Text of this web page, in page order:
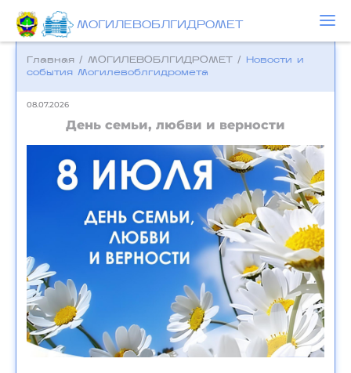
МОГИЛЕВОБЛГИДРОМЕТ
Главная / МОГИЛЕВОБЛГИДРОМЕТ /
Новости и
события Могилевоблгидромета
08.07.2026
День семьи, любви и верности